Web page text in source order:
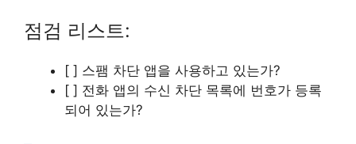
점검 리스트:
[ ] 스팸 차단 앱을 사용하고 있는가?
[ ] 전화 앱의 수신 차단 목록에 번호가 등록
되어 있는가?